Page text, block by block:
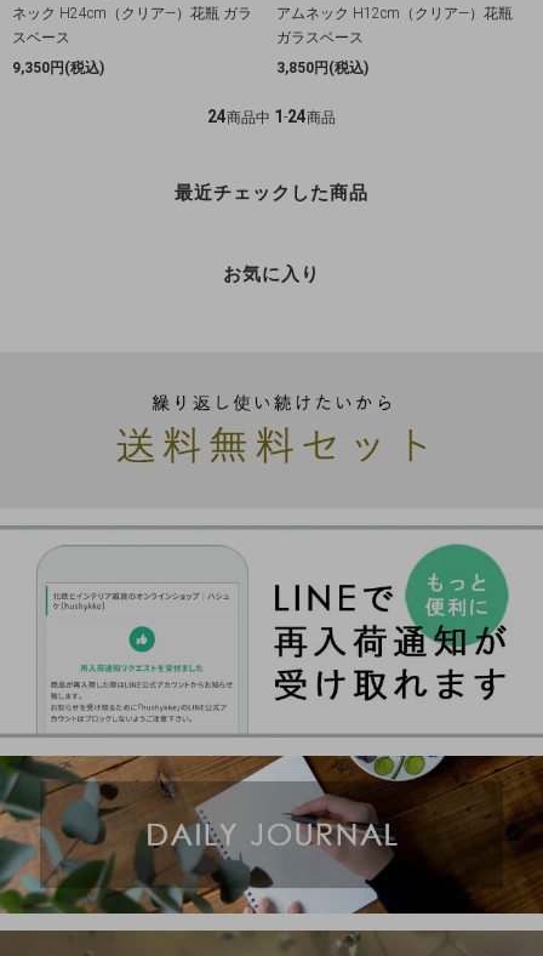
ネック H24cm（クリア―）花瓶 ガラ
スベース
9,350円(税込)
アムネック H12cm（クリア―）花瓶
ガラスベース
3,850円(税込)
24商品中 1 -24商品
最近チェックした商品
お気に入り